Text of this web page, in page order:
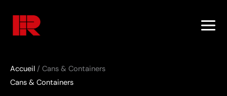
content
Accueil / Cans & Containers
Cans & Containers